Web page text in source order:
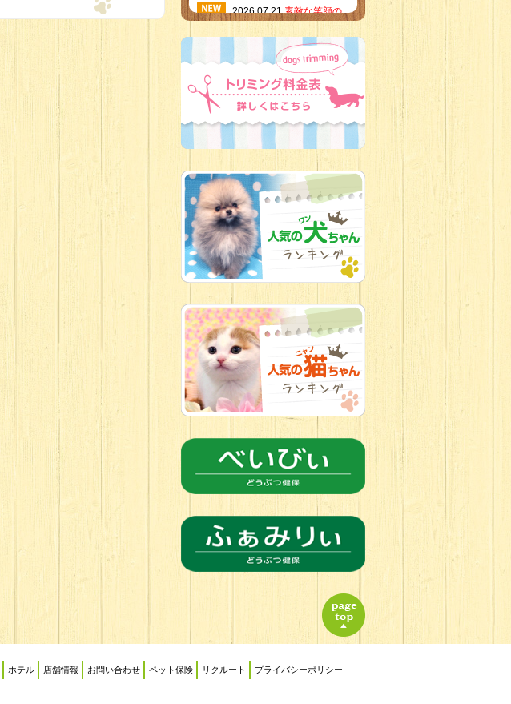
2026.07.21素敵な笑顔の
当店のイチオ
シにゃんこ
2026.07.15
ミニチュア
ピンシャーのご紹介
2026.07.09加古川店：可
2026.07.06 新入生紹介
2026.07.03
ちびっこワン
コ
2026.07.01ダラダラな猫
スタッフ
新入生
2026.06.24
人懐っこすぎ
なわんちゃんず
2026.06.21
転入生のご紹
介(*ﾉωﾉ)
ホテル 店舗情報 お問い合わせ ペット保険 リクルート プライバシーポリシー